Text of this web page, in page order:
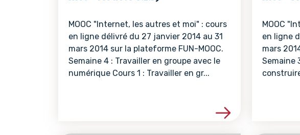
MOOC "Internet, les autres et moi" : cours
en ligne délivré du 27 janvier 2014 au 31
mars 2014 sur la plateforme FUN-MOOC.
Semaine 4 : Travailler en groupe avec le
numérique Cours 1 : Travailler en gr...
Voir les détails de la ressource
MOOC
en ligne
mars
Semaine